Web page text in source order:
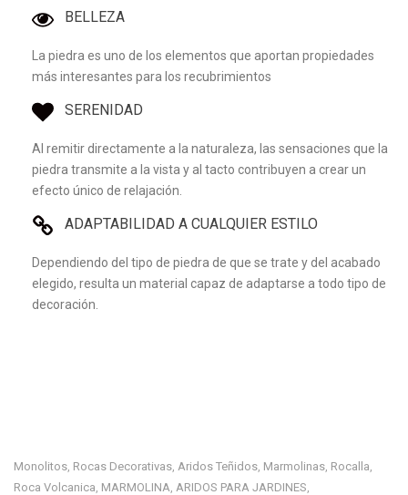
BELLEZA
La piedra es uno de los elementos que aportan propiedades
más interesantes para los recubrimientos
SERENIDAD
Al remitir directamente a la naturaleza, las sensaciones que la
piedra transmite a la vista y al tacto contribuyen a crear un
efecto único de relajación.
ADAPTABILIDAD A CUALQUIER ESTILO
Dependiendo del tipo de piedra de que se trate y del acabado
elegido, resulta un material capaz de adaptarse a todo tipo de
decoración.
Monolitos, Rocas Decorativas, Aridos Teñidos, Marmolinas, Rocalla,
Roca Volcanica, MARMOLINA, ARIDOS PARA JARDINES,